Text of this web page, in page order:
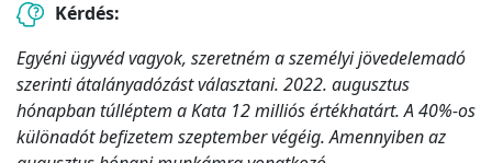
Kérdés:
Egyéni ügyvéd vagyok, szeretném a személyi jövedelemadó
szerinti átalányadózást választani. 2022. augusztus
hónapban túlléptem a Kata 12 milliós értékhatárt. A 40%-os
különadót befizetem szeptember végéig. Amennyiben az